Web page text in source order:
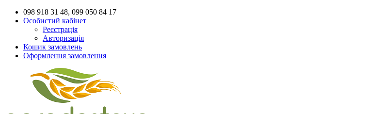
098 918 31 48, 099 050 84 17
Особистий кабінет
Реєстрація
Авторизація
Кошик замовлень
Оформлення замовлення